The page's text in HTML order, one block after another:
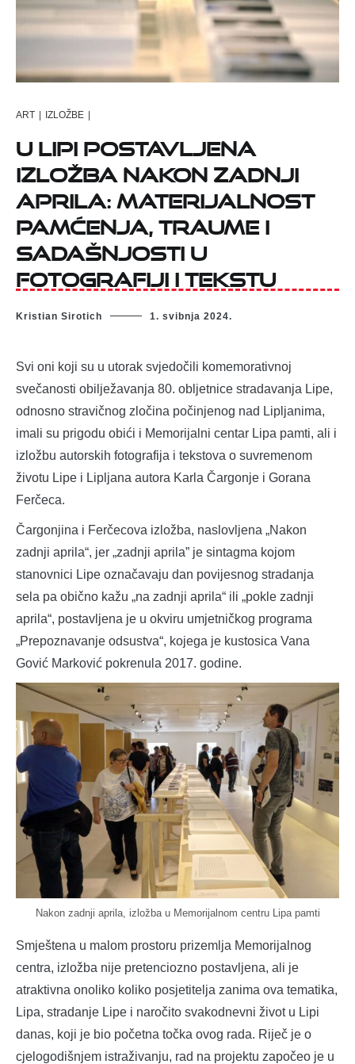
ART | IZLOŽBE |
U Lipi postavljena
izložba Nakon zadnji
aprila: materijalnost
pamćenja, traume i
sadašnjosti u
fotografiji i tekstu
Kristian Sirotich 1. svibnja 2024.
Svi oni koji su u utorak svjedočili komemorativnoj
svečanosti obilježavanja 80. obljetnice stradavanja Lipe,
odnosno stravičnog zločina počinjenog nad Lipljanima,
imali su prigodu obići i Memorijalni centar Lipa pamti, ali i
izložbu autorskih fotografija i tekstova o suvremenom
životu Lipe i Lipljana autora Karla Čargonje i Gorana
Ferčeca.
Čargonjina i Ferčecova izložba, naslovljena „Nakon
zadnji aprila“, jer „zadnji aprila” je sintagma kojom
stanovnici Lipe označavaju dan povijesnog stradanja
sela pa obično kažu „na zadnji aprila“ ili „pokle zadnji
aprila“, postavljena je u okviru umjetničkog programa
„Prepoznavanje odsustva“, kojega je kustosica Vana
Gović Marković pokrenula 2017. godine.
Nakon zadnji aprila, izložba u Memorijalnom centru Lipa pamti
Smještena u malom prostoru prizemlja Memorijalnog
centra, izložba nije pretenciozno postavljena, ali je
atraktivna onoliko koliko posjetitelja zanima ova tematika,
Lipa, stradanje Lipe i naročito svakodnevni život u Lipi
danas, koji je bio početna točka ovog rada. Riječ je o
cjelogodišnjem istraživanju, rad na projektu započeo je u